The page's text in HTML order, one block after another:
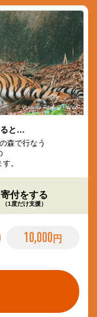
© Vladimir Filonov / WWF
ると…
森で行なう
。
寄付をする
（1度だけ支援）
10,000 円